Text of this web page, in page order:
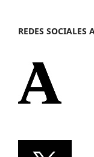
REDES SOCIALES